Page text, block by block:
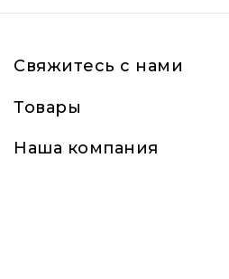
Свяжитесь с нами
Товары
Наша компания